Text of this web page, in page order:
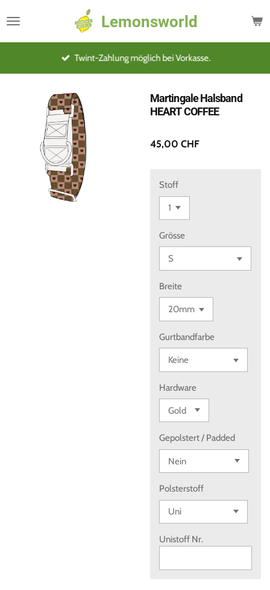
Hauptinhalt
Lemonsworld
Twint-Zahlung möglich bei Vorkasse.
Martingale Halsband
HEART COFFEE
45,00 CHF
Stoff
Grösse
Breite
Gurtbandfarbe
Hardware
Gepolstert / Padded
Polsterstoff
Unistoff Nr.